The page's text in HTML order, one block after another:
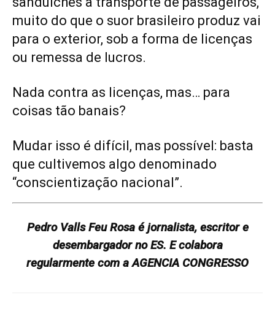
muito do que o suor brasileiro produz vai
para o exterior, sob a forma de licenças
ou remessa de lucros.
Nada contra as licenças, mas… para
coisas tão banais?
Mudar isso é difícil, mas possível: basta
que cultivemos algo denominado
“conscientização nacional”.
Pedro Valls Feu Rosa é jornalista, escritor e
desembargador no ES. E colabora
regularmente com a AGENCIA CONGRESSO